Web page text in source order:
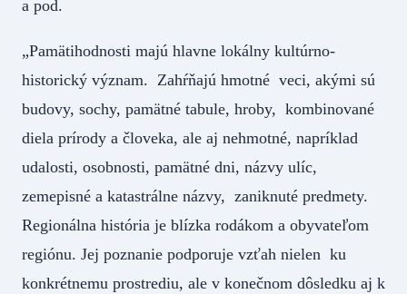
a pod.
„Pamätihodnosti majú hlavne lokálny kultúrno-
historický význam. Zahŕňajú hmotné veci, akými sú
budovy, sochy, pamätné tabule, hroby, kombinované
diela prírody a človeka, ale aj nehmotné, napríklad
udalosti, osobnosti, pamätné dni, názvy ulíc,
zemepisné a katastrálne názvy, zaniknuté predmety.
Regionálna história je blízka rodákom a obyvateľom
regiónu. Jej poznanie podporuje vzťah nielen ku
konkrétnemu prostrediu, ale v konečnom dôsledku aj k